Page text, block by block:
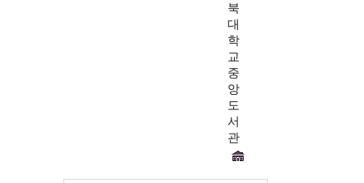
북
대
학
교
중
앙
도
서
관